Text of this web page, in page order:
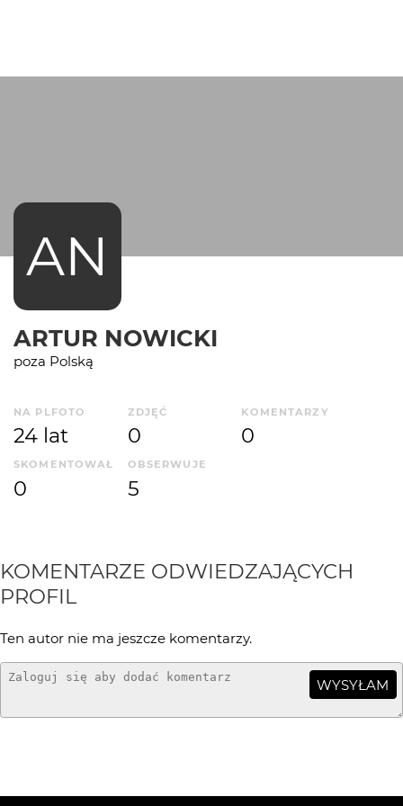
AN
ARTUR NOWICKI
poza Polską
NA PLFOTO
24 lat
ZDJĘĆ
0
KOMENTARZY
0
SKOMENTOWAŁ
0
OBSERWUJE
5
KOMENTARZE ODWIEDZAJĄCYCH
PROFIL
Ten autor nie ma jeszcze komentarzy.
WYSYŁAM